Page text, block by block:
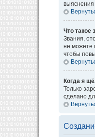
выяснения
Что такое
Звания,
не можете
чтобы
Когда я
Только
сделано